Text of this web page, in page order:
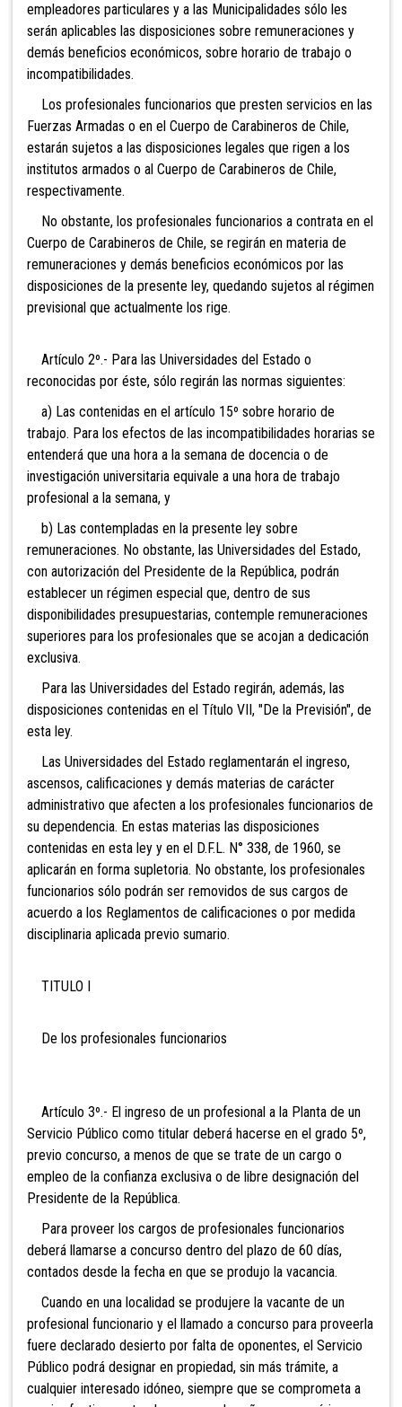
empleadores particulares y a las Municipalidades sólo les
serán aplicables las disposiciones sobre remuneraciones y
demás beneficios económicos, sobre horario de trabajo o
incompatibilidades.
Los profesionales funcionarios que presten servicios en las
Fuerzas Armadas o en el Cuerpo de Carabineros de Chile,
estarán sujetos a las disposiciones legales que rigen a los
institutos armados o al Cuerpo de Carabineros de Chile,
respectivamente.
No obstante, los profesionales funcionarios a contrata en el
Cuerpo de Carabineros de Chile, se regirán en materia de
remuneraciones y demás beneficios económicos por las
disposiciones de la presente ley, quedando sujetos al régimen
previsional que actualmente los rige.
Artículo 2º.- Para las Universidades del Estado o
reconocidas por éste, sólo regirán las normas siguientes:
a) Las contenidas en el artículo 15º sobre horario de
trabajo. Para los efectos de las incompatibilidades horarias se
entenderá que una hora a la semana de docencia o de
investigación universitaria equivale a una hora de trabajo
profesional a la semana, y
b) Las contempladas en la presente ley sobre
remuneraciones. No obstante, las Universidades del Estado,
con autorización del Presidente de la República, podrán
establecer un régimen especial que, dentro de sus
disponibilidades presupuestarias, contemple remuneraciones
superiores para los profesionales que se acojan a dedicación
exclusiva.
Para las Universidades del Estado regirán, además, las
disposiciones contenidas en el Título VII, "De la Previsión", de
esta ley.
Las Universidades del Estado reglamentarán el ingreso,
ascensos, calificaciones y demás materias de carácter
administrativo que afecten a los profesionales funcionarios de
su dependencia. En estas materias las disposiciones
contenidas en esta ley y en el D.F.L. N° 338, de 1960, se
aplicarán en forma supletoria. No obstante, los profesionales
funcionarios sólo podrán ser removidos de sus cargos de
acuerdo a los Reglamentos de calificaciones o por medida
disciplinaria aplicada previo sumario.
TITULO I
De los profesionales funcionarios
Artículo 3º.- El ingreso de un profesional a la Planta de un
Servicio Público como titular deberá hacerse en el grado 5º,
previo concurso, a menos de que se trate de un cargo o
empleo de la confianza exclusiva o de libre designación del
Presidente de la República.
Para proveer los cargos de profesionales funcionarios
deberá llamarse a concurso dentro del plazo de 60 días,
contados desde la fecha en que se produjo la vacancia.
Cuando en una localidad se produjere la vacante de un
profesional funcionario y el llamado a concurso para proveerla
fuere declarado desierto por falta de oponentes, el Servicio
Público podrá designar en propiedad, sin más trámite, a
cualquier interesado idóneo, siempre que se comprometa a